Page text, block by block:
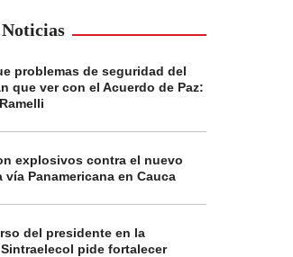
problemas de seguridad del
que ver con el Acuerdo de Paz:
explosivos contra el nuevo
vía Panamericana en Cauca
del presidente en la
pide fortalecer